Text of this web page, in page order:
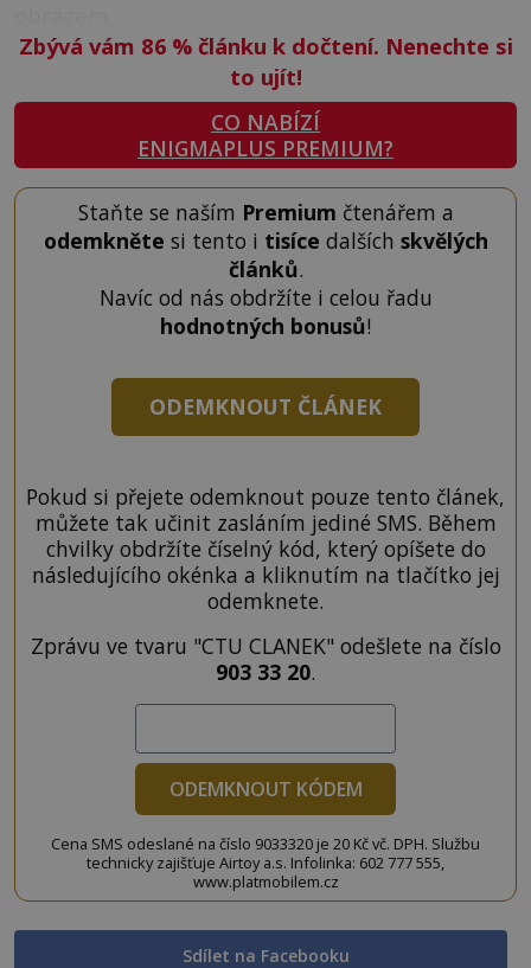
Zbývá vám 86 %článku k dočtení. Nenechte si
to ujít!
CO NABÍZÍ
ENIGMAPLUS PREMIUM?
Staňte se naším Premium čtenářem a
odemkněte si tento i tisíce dalších skvělých
článků.
Navíc od nás obdržíte i celou řadu
hodnotných bonusů!
ODEMKNOUT ČLÁNEK
Pokud si přejete odemknout pouze tento článek,
můžete tak učinit zasláním jediné SMS. Během
chvilky obdržíte číselný kód, který opíšete do
následujícího okénka a kliknutím na tlačítko jej
odemknete.
Zprávu ve tvaru "CTU CLANEK" odešlete na číslo
903 33 20.
ODEMKNOUT KÓDEM
Cena SMS odeslané na číslo 9033320 je 20 Kč vč. DPH. Službu
technicky zajišťuje Airtoy a.s. Infolinka: 602 777 555,
www.platmobilem.cz
Sdílet na Facebooku